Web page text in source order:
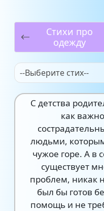
Стихи про
одежду
--Выберите стих--
С детства
как
людьми,
чужое горе. А в
существует
проблем, никак
был бы готов
помощь и не